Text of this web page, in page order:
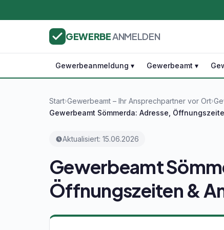
GEWERBEANMELDEN
Gewerbeanmeldung ▾ Gewerbeamt ▾
Start›Gewerbeamt – Ihr Ansprechpartner vor Ort›
Gewerbeamt Sömmerda: Adresse,
Aktualisiert: 15.06.2026
Gewerbeamt
Öffnungszeiten &